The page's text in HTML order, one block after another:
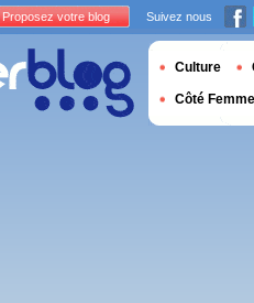
Proposez votre blog Suivez nous
Culture
Côté